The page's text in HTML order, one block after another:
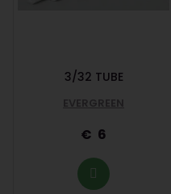
3/32 TUBE
EVERGREEN
6